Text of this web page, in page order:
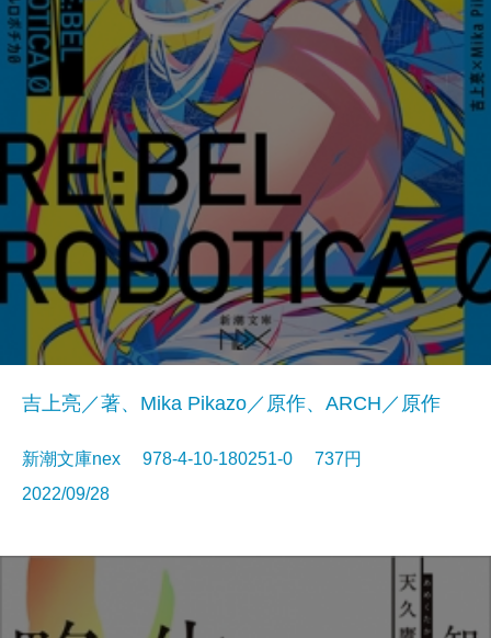
吉上亮／著、Mika Pikazo／原作、ARCH／原作
新潮文庫nex 978-4-10-180251-0 737円
2022/09/28